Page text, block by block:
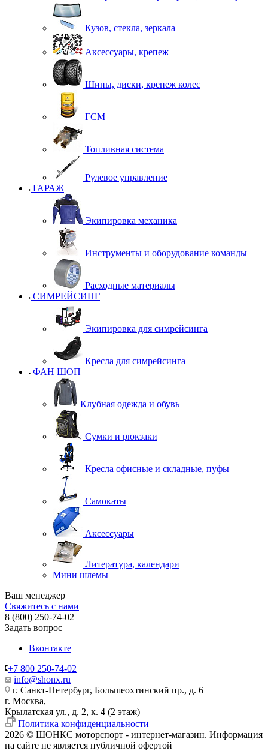
Кузов, стекла, зеркала
Аксессуары, крепеж
Шины, диски, крепеж колес
ГСМ
Топливная система
Рулевое управление
ГАРАЖ
Экипировка механика
Инструменты и оборудование команды
Расходные материалы
СИМРЕЙСИНГ
Экипировка для симрейсинга
Кресла для симрейсинга
ФАН ШОП
Клубная одежда и обувь
Сумки и рюкзаки
Кресла офисные и складные, пуфы
Самокаты
Аксессуары
Литература, календари
Мини шлемы
Ваш менеджер
Свяжитесь с нами
8 (800) 250-74-02
Задать вопрос
Вконтакте
+7 800 250-74-02
info@shonx.ru
г. Санкт-Петербург, Большеохтинский пр., д. 6
г. Москва,
Крылатская ул., д. 2, к. 4 (2 этаж)
Политика конфиденциальности
2026 © ШОНКС моторспорт - интернет-магазин. Информация
на сайте не является публичной офертой